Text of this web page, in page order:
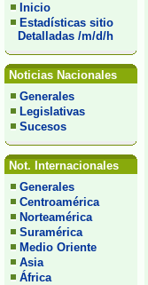
Inicio
Estadísticas sitio
Detalladas /m/d/h
Noticias Nacionales
Generales
Legislativas
Sucesos
Not. Internacionales
Generales
Centroamérica
Norteamérica
Suramérica
Medio Oriente
Asia
África